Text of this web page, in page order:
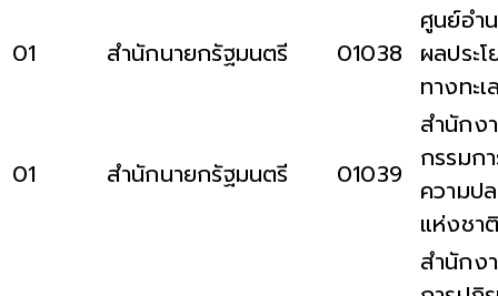
01 สำนักนายกรัฐมนตรี 01038
ศูนย์อำ
ผลประ
ทางทะเ
01 สำนักนายกรัฐมนตรี 01039
สำนักง
กรรมก
ความป
แห่งชา
สำนักง